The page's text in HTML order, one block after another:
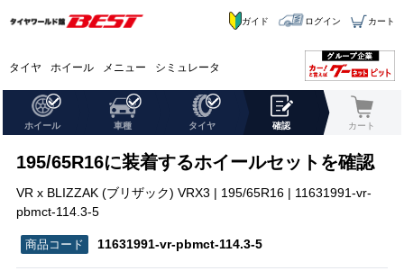
タイヤ ホイール メニュー シミュレータ
ガイド ログイン カート
ホイール 車種 タイヤ 確認 カート
195/65R16に装着するホイールセットを確認
VR x BLIZZAK (ブリザック) VRX3 | 195/65R16 | 11631991-vr-
pbmct-114.3-5
11631991-vr-pbmct-114.3-5